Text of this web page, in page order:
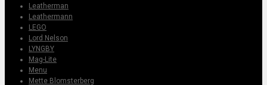
Leatherman
Leathermann
LEGO
Lord Nelson
LYNGBY
Mag-Lite
Menu
Mette Blomsterberg